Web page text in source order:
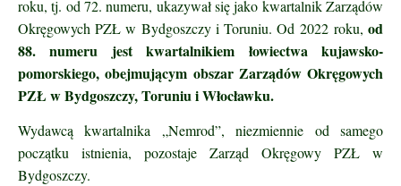
roku, tj. od 72. numeru, ukazywał się jako kwartalnik Zarządów
Okręgowych PZŁ w Bydgoszczy i Toruniu. Od 2022 roku,od
88. numeru jest kwartalnikiem łowiectwa kujawsko-
pomorskiego, obejmującym obszar Zarządów Okręgowych
PZŁ w Bydgoszczy, Toruniu i Włocławku.
Wydawcą kwartalnika „Nemrod”, niezmiennie od samego
początku istnienia, pozostaje Zarząd Okręgowy PZŁ w
Bydgoszczy.